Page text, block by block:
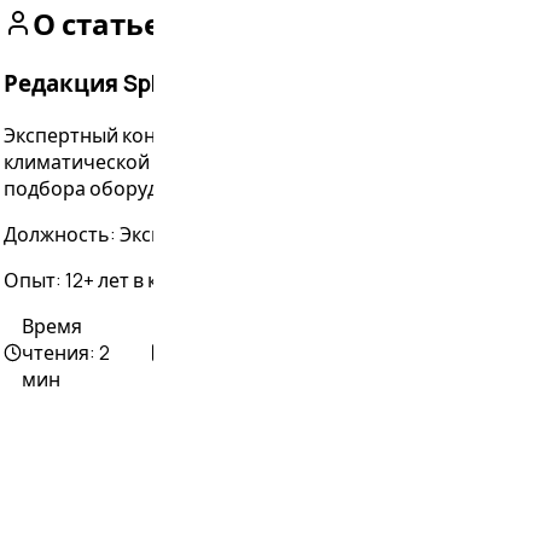
О статье
Редакция Splitis
Экспертный контент Splitis. 12+ лет в
климатической отрасли. Практика монтажа и
подбора оборудования
Должность: Экспертный контент Splitis
Опыт: 12+ лет в климатической отрасли
Время
чтения:2
мин